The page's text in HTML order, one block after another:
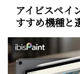
アイビスペイ
すすめ機種と